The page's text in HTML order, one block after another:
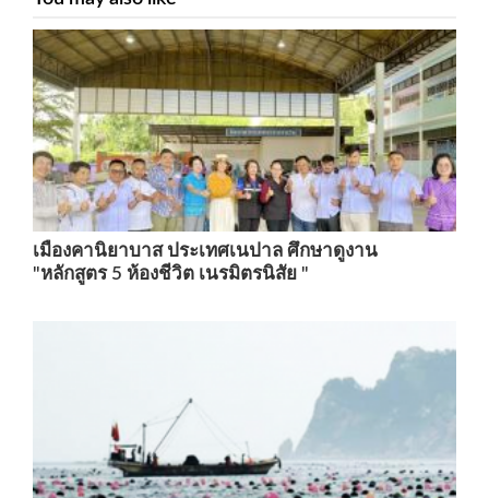
เมืองคานิยาบาส ประเทศเนปาล ศึกษาดูงาน
"หลักสูตร 5 ห้องชีวิต เนรมิตรนิสัย "